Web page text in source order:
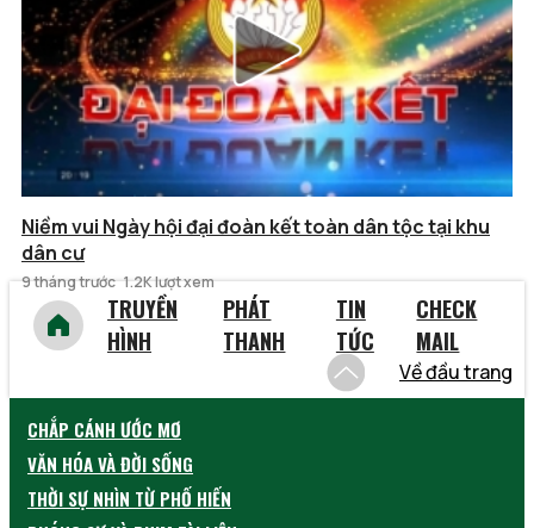
Niềm vui Ngày hội đại đoàn kết toàn dân tộc tại khu
dân cư
9 tháng trước 1.2K lượt xem
TRUYỀN
HÌNH
PHÁT
THANH
TIN
TỨC
CHECK
MAIL
Về đầu trang
CHẮP CÁNH ƯỚC MƠ
VĂN HÓA VÀ ĐỜI SỐNG
THỜI SỰ NHÌN TỪ PHỐ HIẾN